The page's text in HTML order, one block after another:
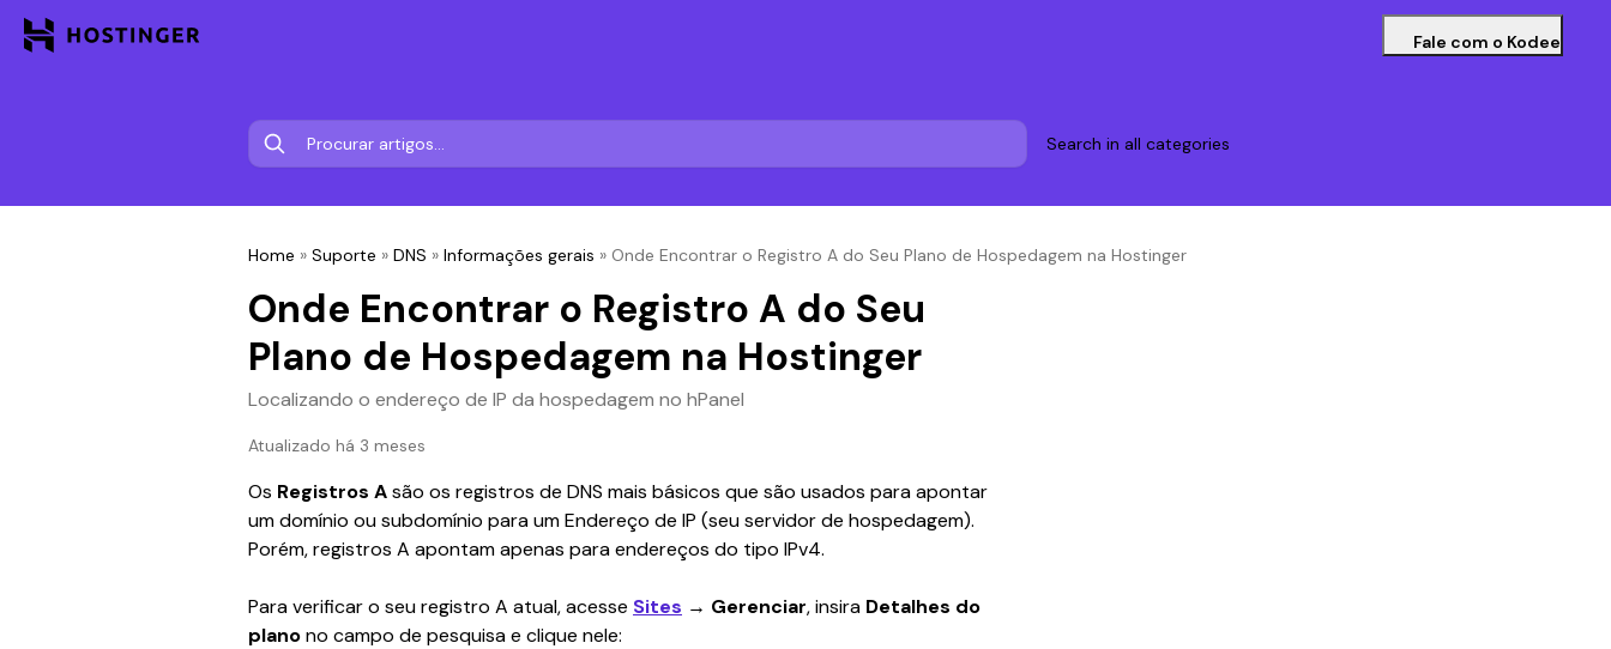
Fale com o Kodee
Search in all categories
Home » Suporte » DNS » Informações gerais » Onde Encontrar o Registro A do Seu Plano de Hospedagem na Hostinger
Onde Encontrar o Registro A do Seu
Plano de Hospedagem na Hostinger
Localizando o endereço de IP da hospedagem no hPanel
Atualizado há 3 meses
Os Registros A são os registros de DNS mais básicos que são usados para apontar
um domínio ou subdomínio para um Endereço de IP (seu servidor de hospedagem).
Porém, registros A apontam apenas para endereços do tipo IPv4.
Para verificar o seu registro A atual, acesse Sites → Gerenciar,insira Detalhes do
plano no campo de pesquisa e clique nele: